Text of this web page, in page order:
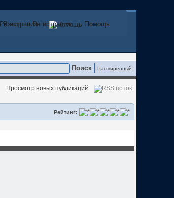
Вход Регистрация Помощь
Регистрация Помощь
Расширенный
Просмотр новых публикаций
Рейтинг: